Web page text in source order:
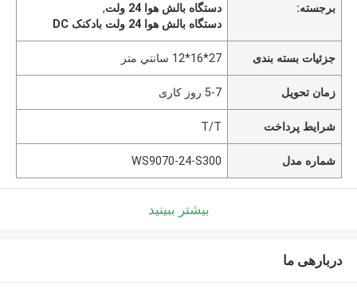
برجسته:
دستگاه بالش هوا 24 ولت
,
دستگاه بالش هوا 24 ولت بادکنک DC
جزئیات بسته بندی 27*16*12 سانتي متر
زمان تحویل 5-7 روز کاری
شرایط پرداخت T/T
شماره مدل WS9070-24-S300
بیشتر ببینید
دربارهی ما